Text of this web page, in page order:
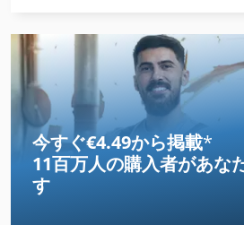
クランプ ロッド トラック
クレーン シャーシ
クレーン シリンダー
クレーン スケール
クレーン フック
今すぐ€4.49から掲載*
11百万人の購入者があな
す